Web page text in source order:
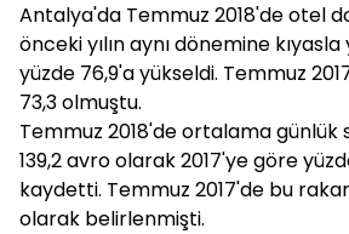
Antalya'da Temmuz 2018'de otel
önceki yılın aynı dönemine
yüzde 76,9'a yükseldi. Temmuz
73,3 olmuştu.
Temmuz 2018'de ortalama günlük
139,2 avro olarak 2017'ye göre
kaydetti. Temmuz 2017'de bu
olarak belirlenmişti.